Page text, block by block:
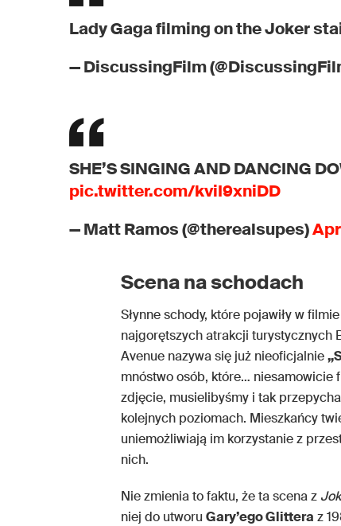
Lady Gaga filming on the Joker
— DiscussingFilm
SHE’S SINGING AND DANCING
pic.twitter.com/kviI9xniDD
— Matt Ramos (@therealsupes)
Scena na schodach
Słynne schody, które pojawiły w filmie
najgorętszych atrakcji turystycznych
Avenue nazywa się już nieoficjalnie
mnóstwo osób, które… niesamowicie
zdjęcie, musielibyśmy i tak
kolejnych poziomach. Mieszkańcy
uniemożliwiają im korzystanie z
nich.
Nie zmienia to faktu, że ta scena z
niej do utworu Gary’ego Glittera z